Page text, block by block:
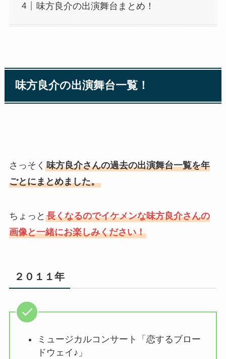
味方良介の出演舞台まとめ！
味方良介の出演舞台一覧！
さっそく 味方良介さんの過去の出演舞台一覧を年
ごとにまとめました。
ちょっと 長くなるのでイケメンな味方良介さんの
画像と一緒にお楽しみください！
２０１１年
ミュージカルコンサート「恋するブロー
ドウェイ♪」